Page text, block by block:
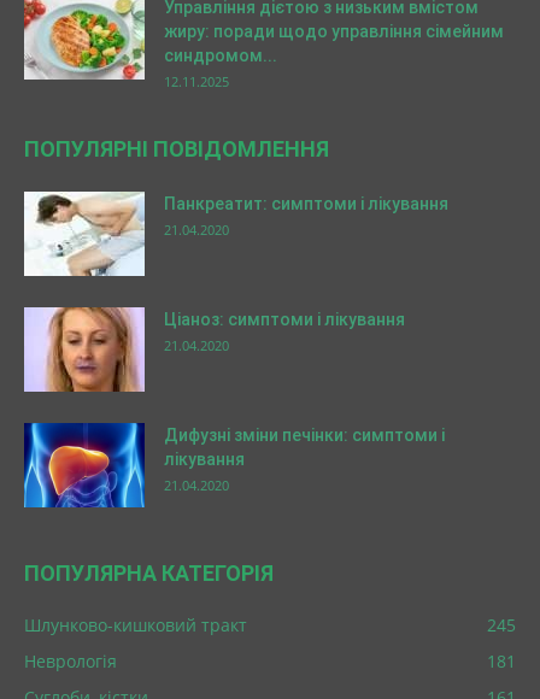
Управління дієтою з низьким вмістом
жиру: поради щодо управління сімейним
синдромом...
12.11.2025
ПОПУЛЯРНІ ПОВІДОМЛЕННЯ
Панкреатит: симптоми і лікування
21.04.2020
Ціаноз: симптоми і лікування
21.04.2020
Дифузні зміни печінки: симптоми і
лікування
21.04.2020
ПОПУЛЯРНА КАТЕГОРІЯ
Шлунково-кишковий тракт
245
Неврологія
181